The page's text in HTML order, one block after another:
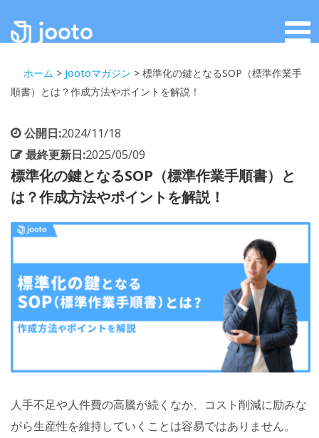
ホーム > Jootoマガジン > 標準化の鍵となるSOP（標準作業手
順書）とは？作成方法やポイントを解説！
公開日:2024/11/18
最終更新日:2025/05/09
標準化の鍵となるSOP（標準作業手順書）と
は？作成方法やポイントを解説！
人手不足や人件費の高騰が続くなか、コスト削減に励みな
がら生産性を維持していくことは容易ではありません。